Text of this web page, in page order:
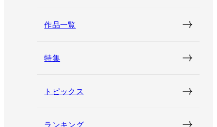
作品一覧
特集
トピックス
ランキング